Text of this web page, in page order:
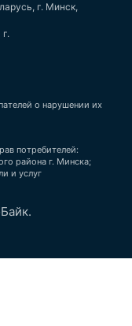
г. Минск,
о нарушении их
потребителей:
района г. Минска;
и услуг